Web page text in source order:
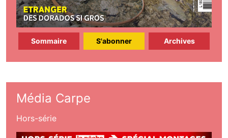
Sommaire S'abonner Archives
Média Carpe
Hors-série